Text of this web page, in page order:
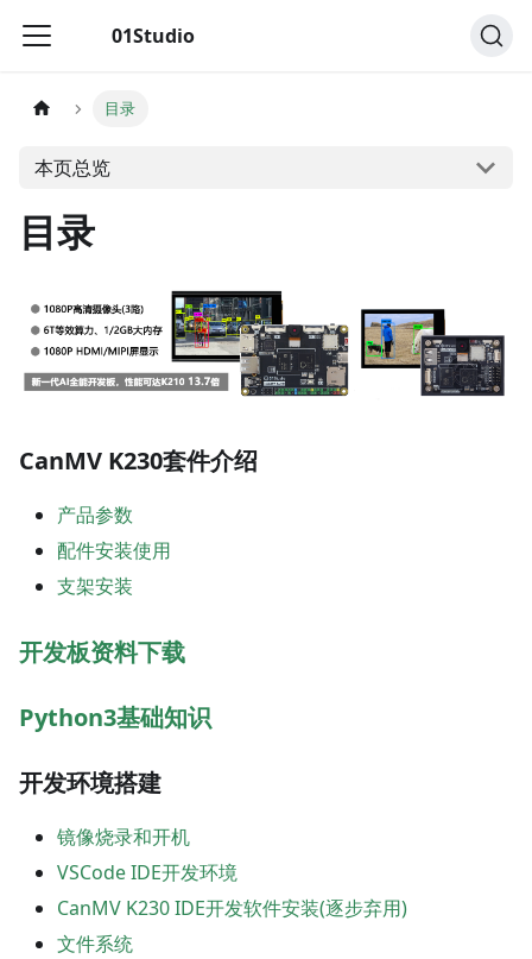
01Studio
目录
本页总览
目录
CanMV K230套件介绍
产品参数
配件安装使用
支架安装
开发板资料下载
Python3基础知识
开发环境搭建
镜像烧录和开机
VSCode IDE开发环境
CanMV K230 IDE开发软件安装(逐步弃用)
文件系统